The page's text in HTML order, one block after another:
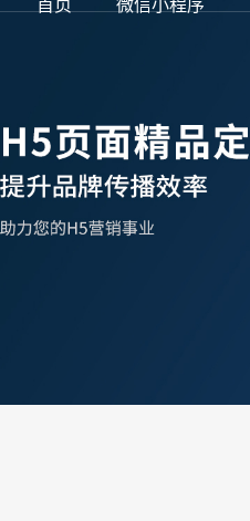
首页 微信小程序